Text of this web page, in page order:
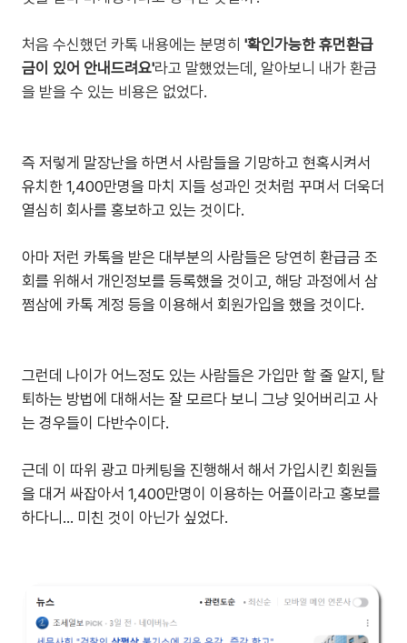
처음 수신했던 카톡 내용에는 분명히 '확인가능한 휴먼환급
금이 있어 안내드려요'라고 말했었는데, 알아보니 내가 환금
을 받을 수 있는 비용은 없었다.
즉 저렇게 말장난을 하면서 사람들을 기망하고 현혹시켜서
유치한 1,400만명을 마치 지들 성과인 것처럼 꾸며서 더욱더
열심히 회사를 홍보하고 있는 것이다.
아마 저런 카톡을 받은 대부분의 사람들은 당연히 환급금 조
회를 위해서 개인정보를 등록했을 것이고, 해당 과정에서 삼
쩜삼에 카톡 계정 등을 이용해서 회원가입을 했을 것이다.
그런데 나이가 어느정도 있는 사람들은 가입만 할 줄 알지, 탈
퇴하는 방법에 대해서는 잘 모르다 보니 그냥 잊어버리고 사
는 경우들이 다반수이다.
근데 이 따위 광고 마케팅을 진행해서 해서 가입시킨 회원들
을 대거 싸잡아서 1,400만명이 이용하는 어플이라고 홍보를
하다니... 미친 것이 아닌가 싶었다.